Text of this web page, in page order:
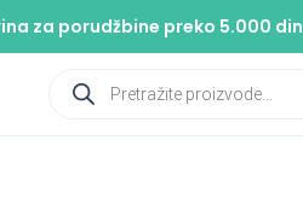
za porudžbine preko 5.000 din